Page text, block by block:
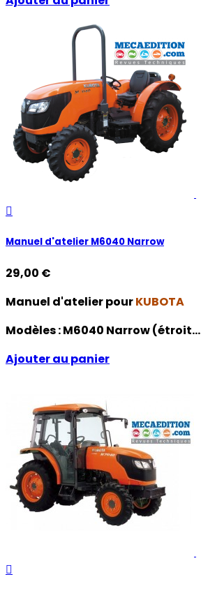

Manuel d'atelier M6040 Narrow
29,00 €
Manuel d'atelier pourKUBOTA
Modèles :M6040 Narrow (étroit...
Ajouter au panier
